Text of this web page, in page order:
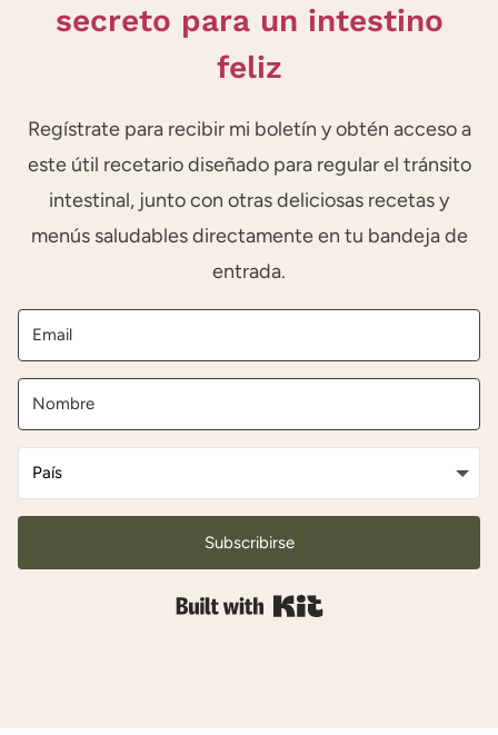
secreto para un intestino
feliz
Regístrate para recibir mi boletín y obtén acceso a
este útil recetario diseñado para regular el tránsito
intestinal, junto con otras deliciosas recetas y
menús saludables directamente en tu bandeja de
entrada.
Subscribirse
Built with Kit